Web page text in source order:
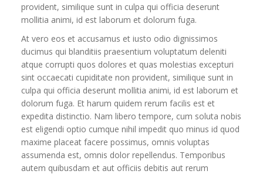
provident, similique sunt in culpa qui officia deserunt
mollitia animi, id est laborum et dolorum fuga.
At vero eos et accusamus et iusto odio dignissimos
ducimus qui blanditiis praesentium voluptatum deleniti
atque corrupti quos dolores et quas molestias excepturi
sint occaecati cupiditate non provident, similique sunt in
culpa qui officia deserunt mollitia animi, id est laborum et
dolorum fuga. Et harum quidem rerum facilis est et
expedita distinctio. Nam libero tempore, cum soluta nobis
est eligendi optio cumque nihil impedit quo minus id quod
maxime placeat facere possimus, omnis voluptas
assumenda est, omnis dolor repellendus. Temporibus
autem quibusdam et aut officiis debitis aut rerum